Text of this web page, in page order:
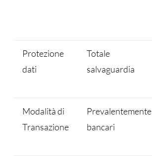
Protezione
dati
Totale
salvaguardia
Modalità di
Transazione
Prevalentemente
bancari